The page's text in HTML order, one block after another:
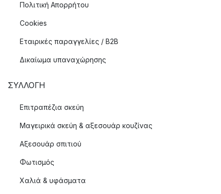
Πολιτική Απορρήτου
Cookies
Εταιρικές παραγγελίες / B2B
Δικαίωμα υπαναχώρησης
ΣΥΛΛΟΓΉ
Επιτραπέζια σκεύη
Μαγειρικά σκεύη & αξεσουάρ κουζίνας
Αξεσουάρ σπιτιού
Φωτισμός
Χαλιά & υφάσματα